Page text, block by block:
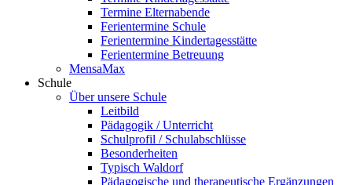
Termine Elternabende
Ferientermine Schule
Ferientermine Kindertagesstätte
Ferientermine Betreuung
MensaMax
Schule
Über unsere Schule
Leitbild
Pädagogik / Unterricht
Schulprofil / Schulabschlüsse
Besonderheiten
Typisch Waldorf
Pädagogische und therapeutische Ergänzungen